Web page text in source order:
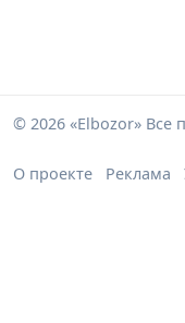
© 2026 «Elbozor» Все
О проекте Реклама